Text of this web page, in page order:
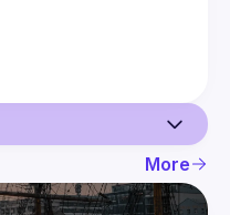
More